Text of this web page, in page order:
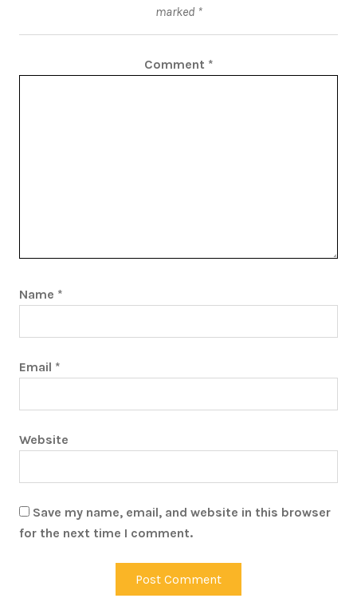
marked *
Comment *
Name *
Email *
Website
Save my name, email, and website in this browser
for the next time I comment.